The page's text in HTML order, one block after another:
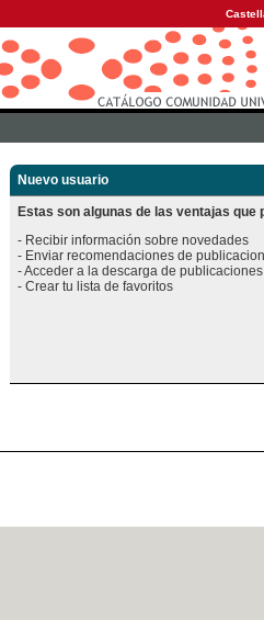
Nuevo usuario
Estas son algunas de las ventajas
- Recibir información sobre novedades
- Enviar recomendaciones de
- Acceder a la descarga de